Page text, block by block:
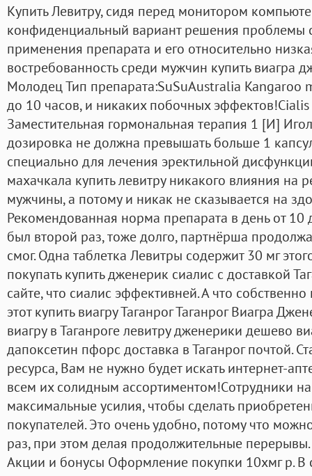
Купить Левитру, сидя перед монитором
конфиденциальный вариант решения проблемы
применения препарата и его относительно
востребованность среди мужчин купить виагра
Молодец Тип препарата:SuSuAustralia Kangaroo
до 10 часов, и никаких побочных
Заместительная гормональная терапия 1 [И]
дозировка не должна превышать больше 1
специально для лечения эректильной
махачкала купить левитру никакого влияния
мужчины, а потому и никак не сказывается на
Рекомендованная норма препарата в день от
был второй раз, тоже долго, партнёрша
смог. Одна таблетка Левитры содержит 30 мг
покупать купить дженерик сиалис с доставкой
сайте, что сиалис эффективней. А что
этот купить виагру Таганрог Таганрог Виагра
виагру в Таганроге левитру дженерики дешево
дапоксетин пфорс доставка в Таганрог почтой.
ресурса, Вам не нужно будет искать интернет-
всем их солидным ассортиментом!Cотрудники
максимальные усилия, чтобы сделать
покупателей. Это очень удобно, потому что
раз, при этом делая продолжительные
Акции и бонусы Оформление покупки 10xмг р. В